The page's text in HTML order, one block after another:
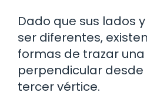
Dado que sus lados
ser diferentes,
formas de trazar
perpendicular
tercer vértice.